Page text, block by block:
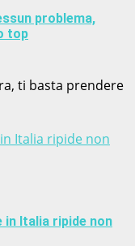
problema,
top
ti basta prendere
Italia ripide non
Italia ripide non